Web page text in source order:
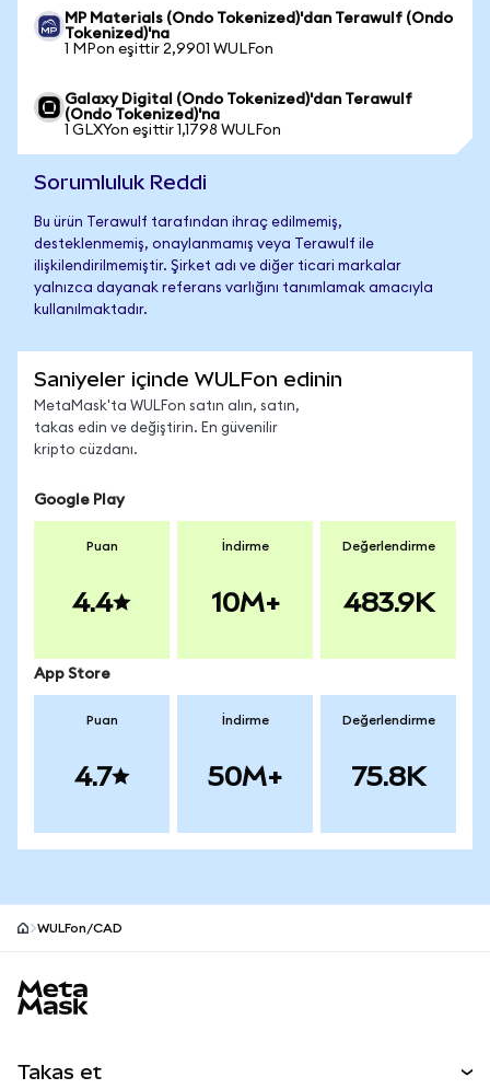
MP Materials (Ondo Tokenized)'dan Terawulf (Ondo
Tokenized)'na
1 MPon eşittir 2,9901 WULFon
Galaxy Digital (Ondo Tokenized)'dan Terawulf
(Ondo Tokenized)'na
1 GLXYon eşittir 1,1798 WULFon
Sorumluluk Reddi
Bu ürün Terawulf tarafından ihraç edilmemiş,
desteklenmemiş, onaylanmamış veya Terawulf ile
ilişkilendirilmemiştir. Şirket adı ve diğer ticari markalar
yalnızca dayanak referans varlığını tanımlamak amacıyla
kullanılmaktadır.
Saniyeler içinde WULFon edinin
MetaMask'ta WULFon satın alın, satın,
takas edin ve değiştirin. En güvenilir
kripto cüzdanı.
Google Play
Puan
4.4
İndirme
10M+
Değerlendirme
483.9K
App Store
Puan
4.7
İndirme
50M+
Değerlendirme
75.8K
WULFon/CAD
Takas et